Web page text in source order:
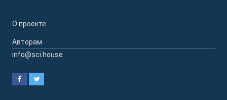
О проекте
Авторам
info@sci.house